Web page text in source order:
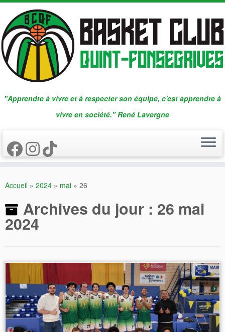
Passer
contenu
"Apprendre à vivre et à respecter son équipe, c'est apprendre à
vivre en société." René Lavergne
Accueil » 2024 » mai » 26
Archives du jour : 26 mai
2024